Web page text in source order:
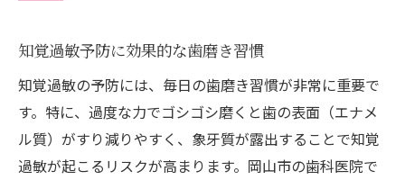
知覚過敏予防に効果的な歯磨き習慣
知覚過敏の予防には、毎日の歯磨き習慣が非常に重要で
す。特に、過度な力でゴシゴシ磨くと歯の表面（エナメ
ル質）がすり減りやすく、象牙質が露出することで知覚
過敏が起こるリスクが高まります。岡山市の歯科医院で